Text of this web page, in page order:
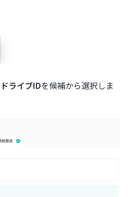
ドライブIDを候補から選択しま